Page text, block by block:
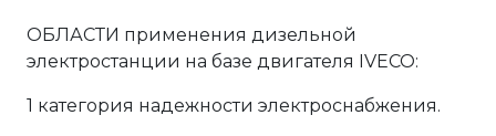
ОБЛАСТИ применения дизельной
электростанции на базе двигателя IVECO:
1 категория надежности электроснабжения.